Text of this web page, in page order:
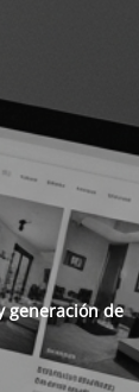
generación de